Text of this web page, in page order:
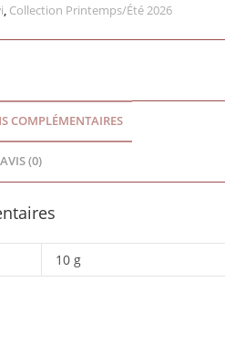
, Collection Printemps/Été 2026
COMPLÉMENTAIRES
AVIS (0)
10 g